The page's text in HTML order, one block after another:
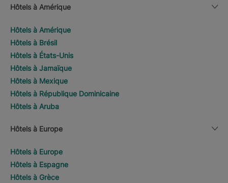
Hôtels à Amérique
Hôtels à Amérique
Hôtels à Brésil
Hôtels à États-Unis
Hôtels à Jamaïque
Hôtels à Mexique
Hôtels à République Dominicaine
Hôtels à Aruba
Hôtels à Europe
Hôtels à Europe
Hôtels à Espagne
Hôtels à Grèce